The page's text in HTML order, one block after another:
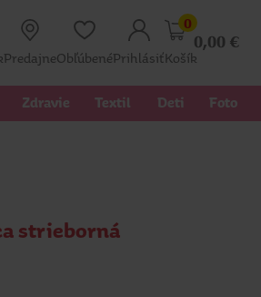
PredajneObľúbenéPrihlásiť
0
0,00 €
Košík
Zdravie Textil Deti Foto
strieborná